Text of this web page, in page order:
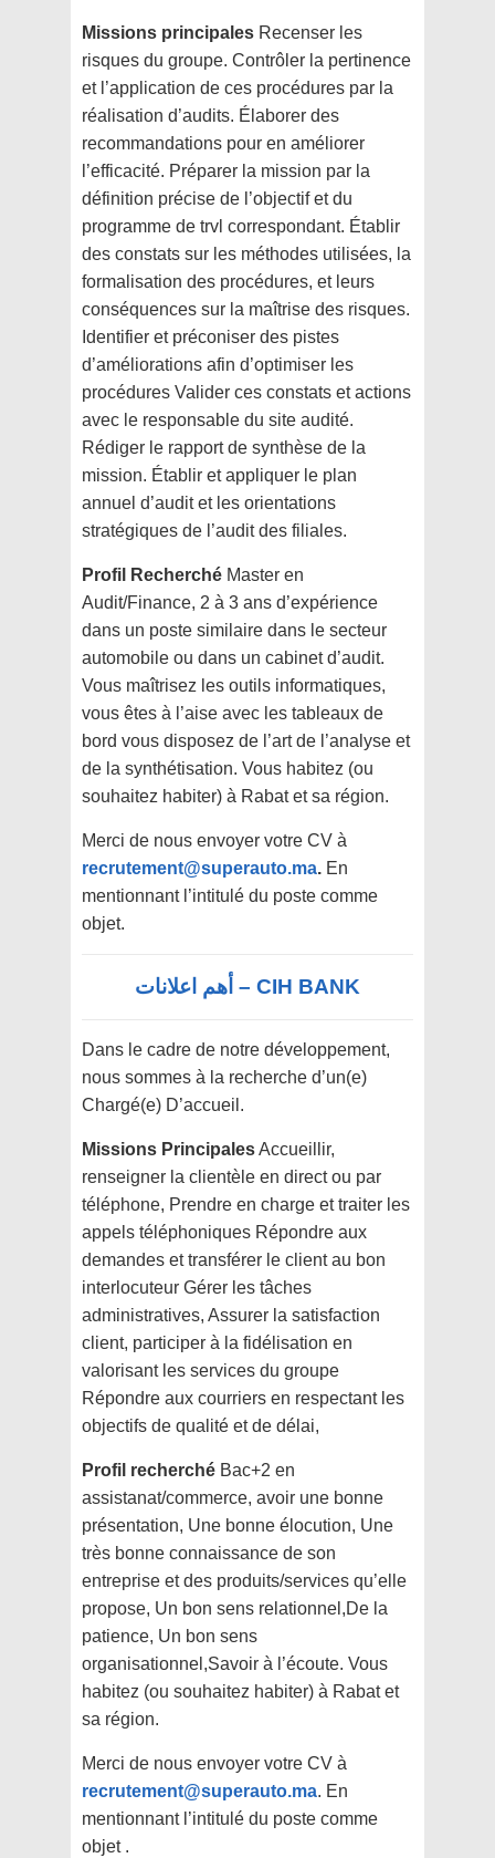
Missions principales Recenser les
risques du groupe. Contrôler la pertinence
et l’application de ces procédures par la
réalisation d’audits. Élaborer des
recommandations pour en améliorer
l’efficacité. Préparer la mission par la
définition précise de l’objectif et du
programme de trvl correspondant. Établir
des constats sur les méthodes utilisées, la
formalisation des procédures, et leurs
conséquences sur la maîtrise des risques.
Identifier et préconiser des pistes
d’améliorations afin d’optimiser les
procédures Valider ces constats et actions
avec le responsable du site audité.
Rédiger le rapport de synthèse de la
mission. Établir et appliquer le plan
annuel d’audit et les orientations
stratégiques de l’audit des filiales.
Profil Recherché Master en
Audit/Finance, 2 à 3 ans d’expérience
dans un poste similaire dans le secteur
automobile ou dans un cabinet d’audit.
Vous maîtrisez les outils informatiques,
vous êtes à l’aise avec les tableaux de
bord vous disposez de l’art de l’analyse et
de la synthétisation. Vous habitez (ou
souhaitez habiter) à Rabat et sa région.
Merci de nous envoyer votre CV à
recrutement@superauto.ma. En
mentionnant l’intitulé du poste comme
objet.
CIH BANK – أهم اعلانات
Dans le cadre de notre développement,
nous sommes à la recherche d’un(e)
Chargé(e) D’accueil.
Missions PrincipalesAccueillir,
renseigner la clientèle en direct ou par
téléphone, Prendre en charge et traiter les
appels téléphoniques Répondre aux
demandes et transférer le client au bon
interlocuteur Gérer les tâches
administratives, Assurer la satisfaction
client, participer à la fidélisation en
valorisant les services du groupe
Répondre aux courriers en respectant les
objectifs de qualité et de délai,
Profil recherché Bac+2 en
assistanat/commerce, avoir une bonne
présentation, Une bonne élocution, Une
très bonne connaissance de son
entreprise et des produits/services qu’elle
propose, Un bon sens relationnel,De la
patience, Un bon sens
organisationnel,Savoir à l’écoute. Vous
habitez (ou souhaitez habiter) à Rabat et
sa région.
Merci de nous envoyer votre CV à
recrutement@superauto.ma. En
mentionnant l’intitulé du poste comme
objet .